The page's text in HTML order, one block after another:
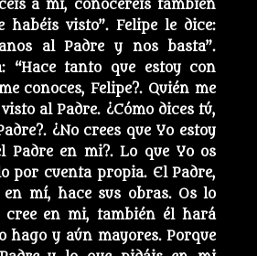
a mi, conoceréis también
habéis visto”. Felipe le dice:
al Padre y nos basta”.
“Hace tanto que estoy con
conoces, Felipe?. Quién me
al Padre. ¿Cómo dices tú,
¿No crees que Yo estoy
Padre en mi?. Lo que Yo os
por cuenta propia. El Padre,
en mí, hace sus obras. Os lo
cree en mi, también él hará
hago y aún mayores. Porque